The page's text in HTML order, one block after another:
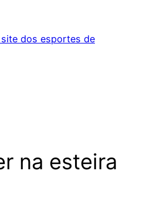
dos esportes de
na esteira